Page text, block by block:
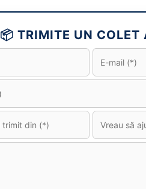
📦 TRIMITE UN COLET